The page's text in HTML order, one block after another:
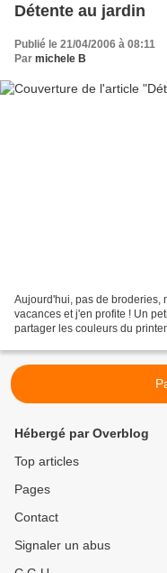
Détente au jardin
Publié le 21/04/2006 à 08:11
Par michele B
Aujourd'hui, pas de broderies,
vacances et j'en profite ! Un
partager les couleurs du
Hébergé par Overblog
Top articles
Pages
Contact
Signaler un abus